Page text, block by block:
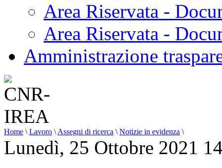
Area Riservata -
Area Riservata -
Amministrazione
Home \ Lavoro \ Assegni di ricerca \ Notizie in evidenza \
Lunedì, 25 Ottobre 2021